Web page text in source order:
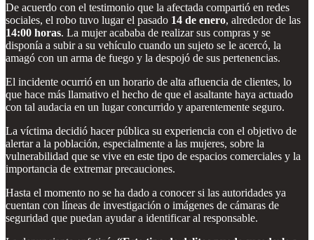
De acuerdo con el testimonio que la afectada compartió en redes
sociales, el robo tuvo lugar el pasado 14 de enero, alrededor de las
14:00 horas. La mujer acababa de realizar sus compras y se
disponía a subir a su vehículo cuando un sujeto se le acercó, la
amagó con un arma de fuego y la despojó de sus pertenencias.
El incidente ocurrió en un horario de alta afluencia de clientes, lo
que hace más llamativo el hecho de que el asaltante haya actuado
con tal audacia en un lugar concurrido y aparentemente seguro.
La víctima decidió hacer pública su experiencia con el objetivo de
alertar a la población, especialmente a las mujeres, sobre la
vulnerabilidad que se vive en este tipo de espacios comerciales y la
importancia de extremar precauciones.
Hasta el momento no se ha dado a conocer si las autoridades ya
cuentan con líneas de investigación o imágenes de cámaras de
seguridad que puedan ayudar a identificar al responsable.